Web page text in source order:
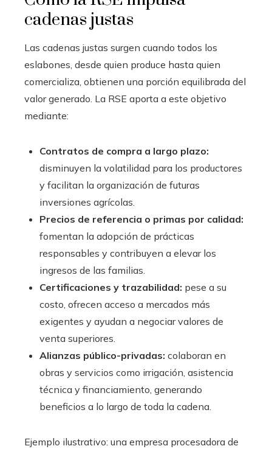
cadenas justas
Las cadenas justas surgen cuando todos los
eslabones, desde quien produce hasta quien
comercializa, obtienen una porción equilibrada del
valor generado. La RSE aporta a este objetivo
mediante:
Contratos de compra a largo plazo:
disminuyen la volatilidad para los productores
y facilitan la organización de futuras
inversiones agrícolas.
Precios de referencia o primas por calidad:
fomentan la adopción de prácticas
responsables y contribuyen a elevar los
ingresos de las familias.
Certificaciones y trazabilidad: pese a su
costo, ofrecen acceso a mercados más
exigentes y ayudan a negociar valores de
venta superiores.
Alianzas público-privadas: colaboran en
obras y servicios como irrigación, asistencia
técnica y financiamiento, generando
beneficios a lo largo de toda la cadena.
Ejemplo ilustrativo: una empresa procesadora de